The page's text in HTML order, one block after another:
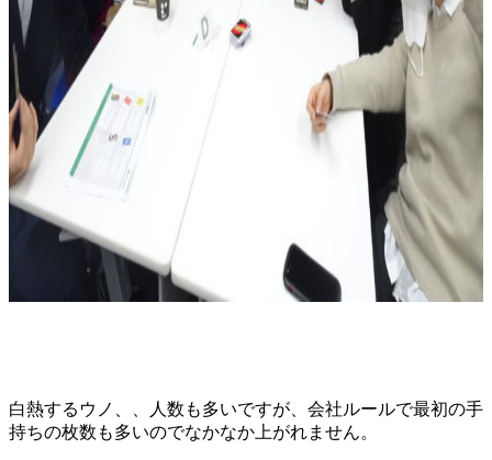
白熱するウノ、、人数も多いですが、会社ルールで最初の手
持ちの枚数も多いのでなかなか上がれません。